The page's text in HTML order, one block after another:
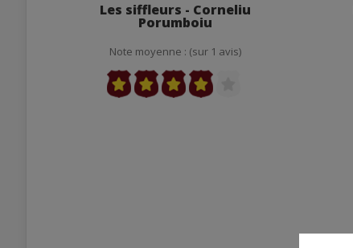
Les siffleurs - Corneliu
Porumboiu
Note moyenne : (sur 1 avis)